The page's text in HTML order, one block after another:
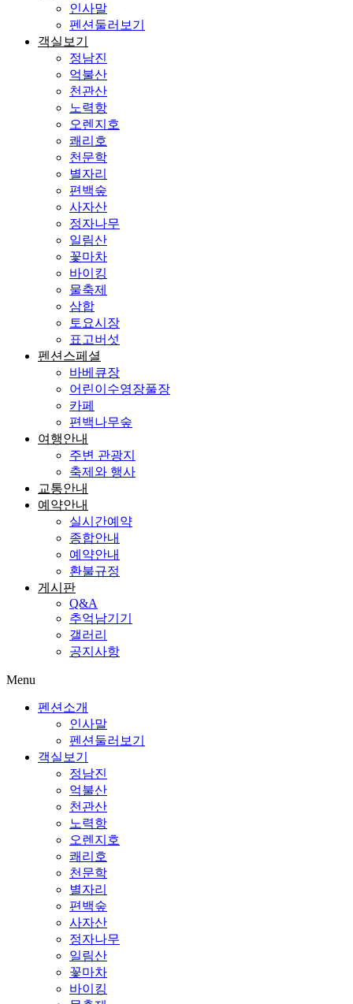
인사말
펜션둘러보기
객실보기
정남진
억불산
천관산
노력항
오렌지호
쾌리호
천문학
별자리
편백숲
사자산
정자나무
일림산
꽃마차
바이킹
물축제
삼합
토요시장
표고버섯
펜션스페셜
바베큐장
어린이수영장풀장
카페
편백나무숲
여행안내
주변 관광지
축제와 행사
교통안내
예약안내
실시간예약
종합안내
예약안내
환불규정
게시판
Q&A
추억남기기
갤러리
공지사항
Menu
펜션소개
인사말
펜션둘러보기
객실보기
정남진
억불산
천관산
노력항
오렌지호
쾌리호
천문학
별자리
편백숲
사자산
정자나무
일림산
꽃마차
바이킹